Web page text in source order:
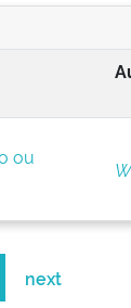
ou
next